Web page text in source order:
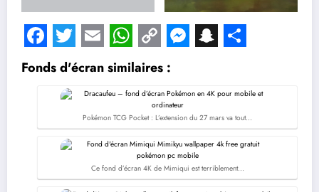
Facebook
Twitter
EmailWhatsApp
Copy
Link
Messenger
Fonds d'écran similaires :
Pokémon TCG Pocket : L’extension du 27 mars va tout…
Ce fond d’écran 4K de Mimiqui est terriblement…